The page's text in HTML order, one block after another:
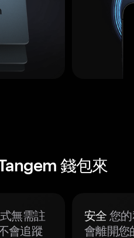
錢包來
無需註
會追蹤
安全 您
會離開您